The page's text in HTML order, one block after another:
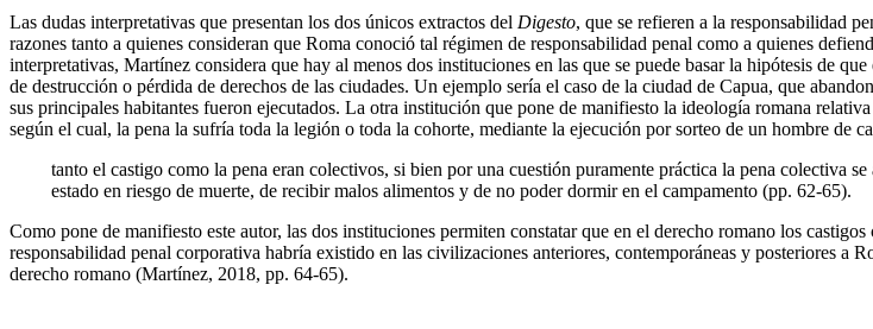
Las dudas interpretativas que presentan los dos únicos extractos del Digesto, que se refieren a la responsabilidad
razones tanto a quienes consideran que Roma conoció tal régimen de responsabilidad penal como a quienes
interpretativas, Martínez considera que hay al menos dos instituciones en las que se puede basar la hipótesis de
de destrucción o pérdida de derechos de las ciudades. Un ejemplo sería el caso de la ciudad de Capua, que
sus principales habitantes fueron ejecutados. La otra institución que pone de manifiesto la ideología romana
según el cual, la pena la sufría toda la legión o toda la cohorte, mediante la ejecución por sorteo de un hombre de
tanto el castigo como la pena eran colectivos, si bien por una cuestión puramente práctica la pena colectiva
estado en riesgo de muerte, de recibir malos alimentos y de no poder dormir en el campamento (pp. 62-65).
Como pone de manifiesto este autor, las dos instituciones permiten constatar que en el derecho romano los
responsabilidad penal corporativa habría existido en las civilizaciones anteriores, contemporáneas y posteriores a
derecho romano (Martínez, 2018, pp. 64-65).